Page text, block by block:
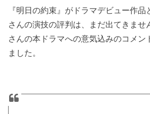
『明日の約束』がドラマデビュー作
さんの演技の評判は、まだ出てきませ
さんの本ドラマへの意気込みのコメン
ました。